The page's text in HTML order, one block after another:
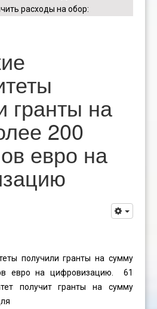
расходы на обор:
гранты на
200
евро на
получили гранты на сумму
евро на цифровизацию. 61
получит гранты на сумму